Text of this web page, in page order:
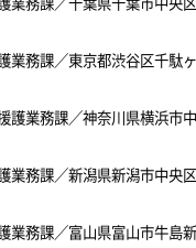
業務課／東京都渋谷区千駄
護業務課／神奈川県横浜市
業務課／新潟県新潟市中央
業務課／富山県富山市牛島